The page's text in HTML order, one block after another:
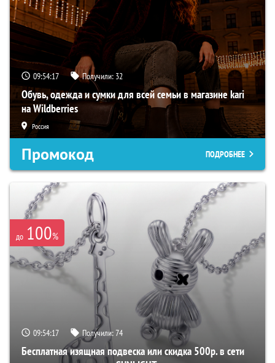
09:54:16 Получили: 32
Обувь, одежда и сумки для всей семьи в магазине kari
на Wildberries
Россия
Промокод ПОДРОБНЕЕ
до 100%
09:54:16 Получили:74
Бесплатная изящная подвеска или скидка 500р. в сети